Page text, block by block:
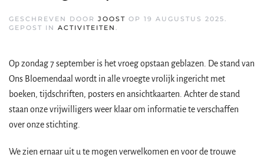
GESCHREVEN DOOR JOOST OP 19 AUGUSTUS 2025.
GEPOST IN ACTIVITEITEN .
Op zondag 7 september is het vroeg opstaan geblazen. De stand van
Ons Bloemendaal wordt in alle vroegte vrolijk ingericht met
boeken, tijdschriften, posters en ansichtkaarten. Achter de stand
staan onze vrijwilligers weer klaar om informatie te verschaffen
over onze stichting.
We zien ernaar uit u te mogen verwelkomen en voor de trouwe